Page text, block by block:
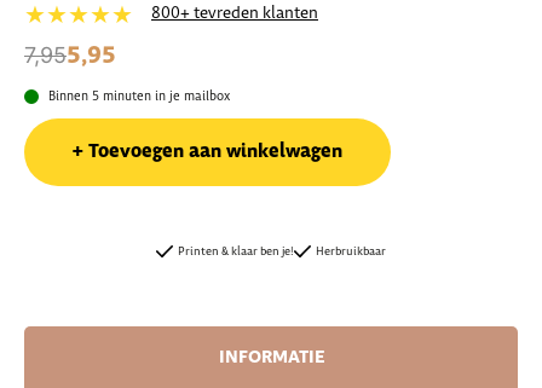
★★★★★ 800+ tevreden klanten
7,955,95
Binnen 5 minuten in je mailbox
Toevoegen aan winkelwagen
Printen & klaar ben je! Herbruikbaar
INFORMATIE